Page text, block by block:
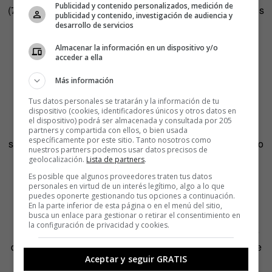
(70+) y alegres, de preferencia con experiencia en servicios
y que desee apoyar con trabajo voluntario nuestra
organización sin fines de lucro. Ofrecemos un trabajo
variado en una operación innovadora, así como el
reembolso de los gastos y comidas. ¿Te gustaría formar
parte de nuestro equipo?».
Benjamin asegura que, aunque les gustaría, les resulta
imposible trabajar con todo el mundo. «Tenemos que
seleccionar a la gente en función de sus habilidades, luego
buscamos el proyecto y vemos cómo encajarlas. No hay
que olvidar que, al fin y al cabo, se trata de producir un
producto y no actuar únicamente como terapia».
En el taller se trabajan desde bufandas y cestas hasta
alfombras, que luego se ponen a la venta. Pero una parte
del proceso consiste también en enseñar a quien lo desee
cómo elaborar en casa esos tejidos. «Se genera una
Publicidad y contenido personalizados, medición de
publicidad y contenido, investigación de audiencia y
desarrollo de servicios
Almacenar la información en un dispositivo y/o
acceder a ella
Más información
Tus datos personales se tratarán y la información de tu
dispositivo (cookies, identificadores únicos y otros datos en
el dispositivo) podrá ser almacenada y consultada por 205
partners y compartida con ellos, o bien usada
específicamente por este sitio. Tanto nosotros como
nuestros partners podemos usar datos precisos de
geolocalización. Lista de partners.
Es posible que algunos proveedores traten tus datos
personales en virtud de un interés legítimo, algo a lo que
puedes oponerte gestionando tus opciones a continuación.
En la parte inferior de esta página o en el menú del sitio,
busca un enlace para gestionar o retirar el consentimiento en
la configuración de privacidad y cookies.
Aceptar y seguir GRATIS